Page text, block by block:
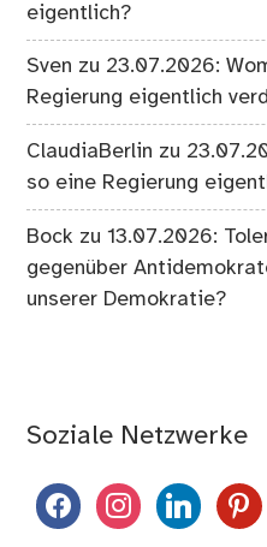
eigentlich?
Sven zu 23.07.2026:
Regierung eigentlich
ClaudiaBerlin zu
so eine Regierung
Bock zu13.07.2026:
gegenüber
unserer Demokratie?
Soziale Netzwerke
facebookinstagramlinkedin